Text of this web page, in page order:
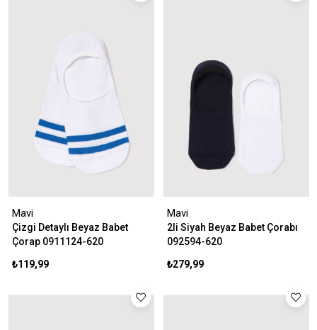
Mavi
Çizgi Detaylı Beyaz Babet
Çorap 0911124-620
₺119,99
Mavi
2li Siyah Beyaz Babet Çorabı
092594-620
₺279,99